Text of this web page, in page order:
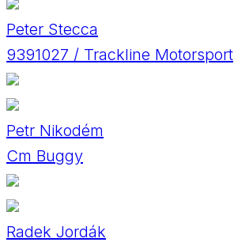
Peter Stecca
9391027 / Trackline Motorsport
Petr Nikodém
Cm Buggy
Radek Jordák